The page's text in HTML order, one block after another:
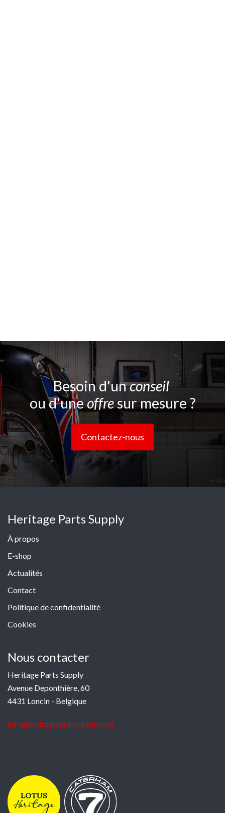
Besoin d'unconseil
ou d'uneoffresur mesure ?
Contactez-nous
Heritage Parts Supply
À propos
E-shop
Actualités
Contact
Politique de confidentialité
Cookies
Nous contacter
Heritage Parts Supply
Avenue Deponthière, 60
4431 Loncin - Belgique
info@heritagepartssupply.com